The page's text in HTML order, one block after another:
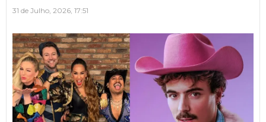
31 de Julho, 2026, 17:51